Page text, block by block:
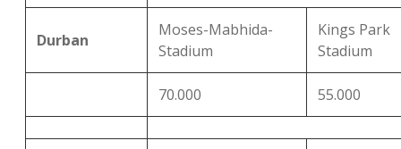
Durban
Moses-Mabhida-
Stadium
Kings Park
Stadium
70.000 55.000